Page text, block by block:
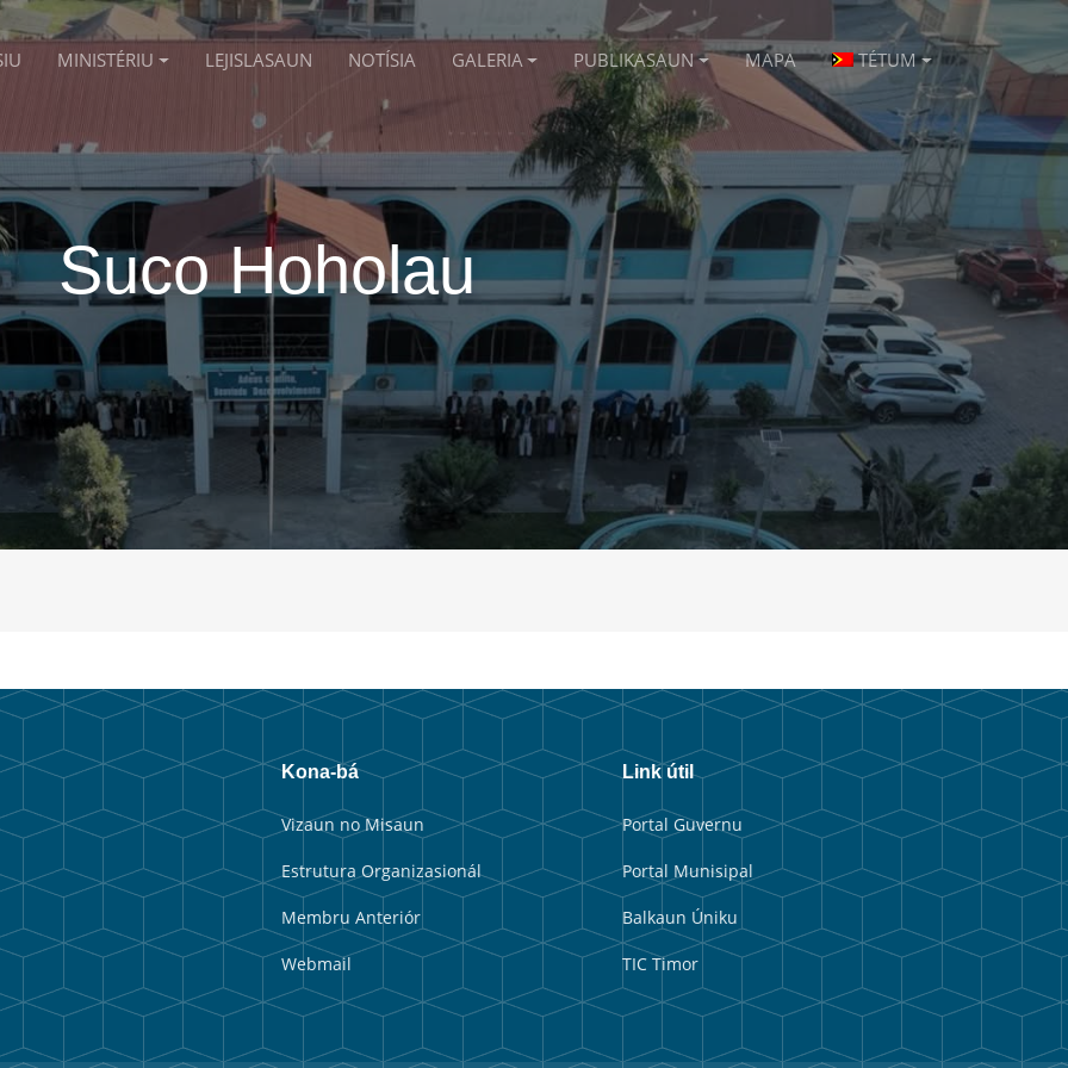
MINISTÉRIU LEJISLASAUN NOTÍSIA GALERIA PUBLIKASAUN MAPA TÉTUM
Suco Hoholau
Kona-bá
Vizaun no Misaun
Estrutura Organizasionál
Membru Anteriór
Webmail
Link útil
Portal Guvernu
Portal Munisipal
Balkaun Úniku
TIC Timor